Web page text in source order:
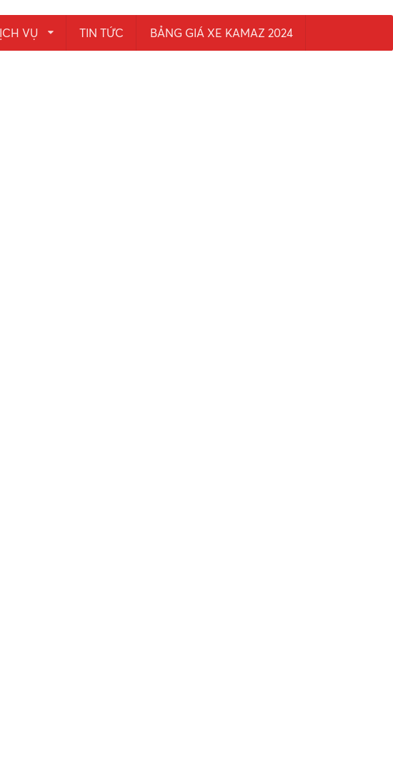
VỤ TIN TỨC BẢNG GIÁ XE KAMAZ 2024